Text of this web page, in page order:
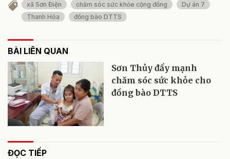
xã Sơn Điện chăm sóc sức khỏe cộng đồng
Dự án 7
Thanh Hóa
đồng bào DTTS
BÀI LIÊN QUAN
Sơn Thủy đẩy mạnh
chăm sóc sức khỏe cho
đồng bào DTTS
ĐỌC TIẾP